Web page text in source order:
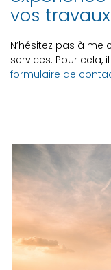
vos
N’hésitez pas à
services. Pour
formulaire de